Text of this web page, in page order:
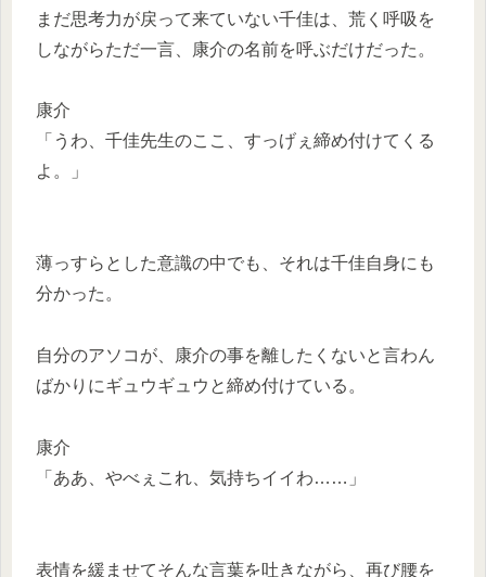
まだ思考力が戻って来ていない千佳は、荒く呼吸を
しながらただ一言、康介の名前を呼ぶだけだった。
康介
「うわ、千佳先生のここ、すっげぇ締め付けてくる
よ。」
薄っすらとした意識の中でも、それは千佳自身にも
分かった。
自分のアソコが、康介の事を離したくないと言わん
ばかりにギュウギュウと締め付けている。
康介
「ああ、やべぇこれ、気持ちイイわ……」
表情を緩ませてそんな言葉を吐きながら、再び腰を